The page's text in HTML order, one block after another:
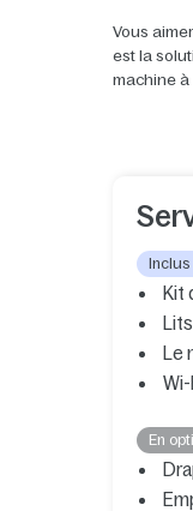
Vous
est la
machine à
Inclus
Kit
Le
En